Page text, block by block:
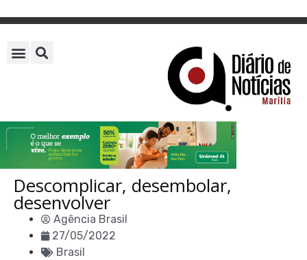
Descomplicar, desembolar,
desenvolver
Agência Brasil
27/05/2022
Brasil